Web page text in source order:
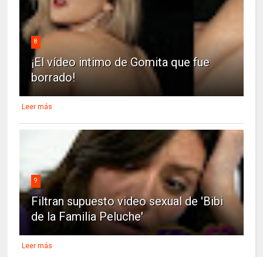
8
¡El vídeo intimo de Gomita que fue
borrado!
Leer más
9
Filtran supuesto video sexual de 'Bibi
de la Familia Peluche'
Leer más